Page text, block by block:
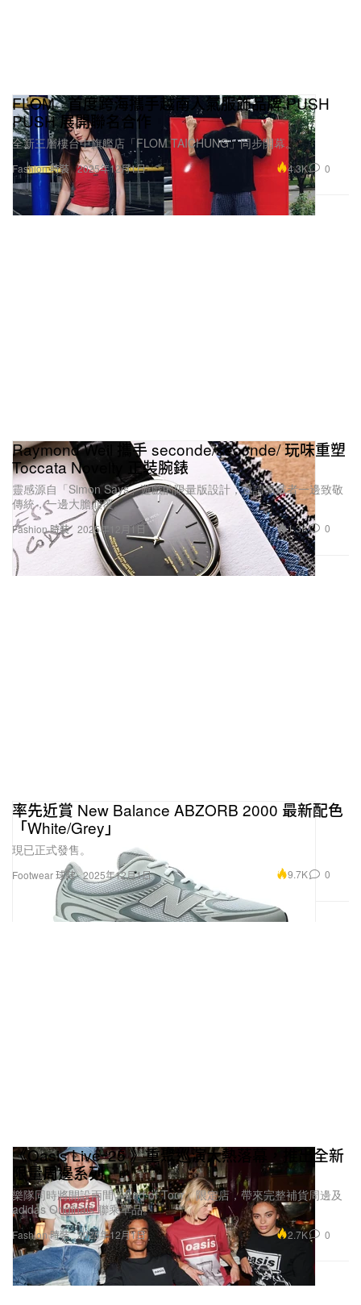
Fashion 時裝
FLOM_ 首度跨海攜手越南人氣服飾品牌 PUSH
PUSH 展開聯名合作
全新三層樓台中旗艦店「FLOM TAICHUNG」同步開幕。
2025年12月1日 4.3K 0
Fashion 時裝
Raymond Weil 攜手 seconde/seconde/ 玩味重塑
Toccata Novelty 正裝腕錶
靈感源自「Simon Says」遊戲的限量版設計，邀請佩戴者一邊致敬
傳統，一邊大膽顛覆。
2025年12月1日 1.3K 0
Footwear 球鞋
率先近賞 New Balance ABZORB 2000 最新配色
「White/Grey」
現已正式發售。
2025年12月1日 9.7K 0
Fashion 時裝
《Oasis Live ‘25 》重聚巡演大熱落幕，推出全新
限量周邊系列
樂隊同時將開設兩間「End of Tour」限定店，帶來完整補貨周邊及
adidas Originals 聯乘單品。
2025年12月1日 2.7K 0